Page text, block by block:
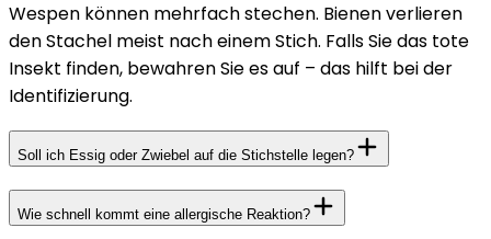
Wespen können mehrfach stechen. Bienen verlieren
den Stachel meist nach einem Stich. Falls Sie das tote
Insekt finden, bewahren Sie es auf – das hilft bei der
Identifizierung.
Soll ich Essig oder Zwiebel auf die Stichstelle legen?
Wie schnell kommt eine allergische Reaktion?